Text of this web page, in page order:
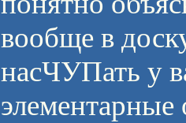
вообще в
насЧУПать у
элементарные